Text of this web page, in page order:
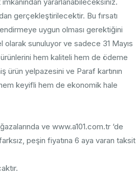
yararlanabileceksiniz.
gerçekleştirilecektir. Bu fırsatı
uygun olması gerektiğini
olarak sunuluyor ve sadece 31 Mayıs
hem kaliteli hem de ödeme
ürün yelpazesini ve Paraf kartının
keyifli hem de ekonomik hale
ve www.a101.com.tr ‘de
peşin fiyatına 6 aya varan taksit